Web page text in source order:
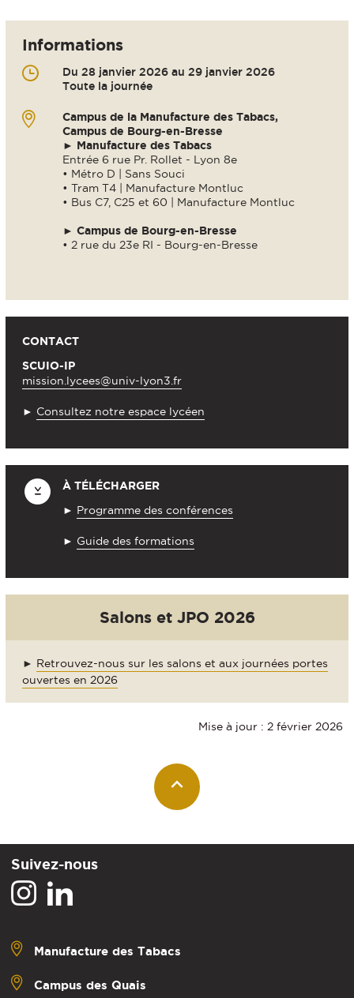
Informations
Du 28 janvier 2026 au 29 janvier 2026
Toute la journée
Campus de la Manufacture des Tabacs,
Campus de Bourg-en-Bresse
► Manufacture des Tabacs
Entrée 6 rue Pr. Rollet - Lyon 8e
• Métro D | Sans Souci
• Tram T4 | Manufacture Montluc
• Bus C7, C25 et 60 | Manufacture Montluc
► Campus de Bourg-en-Bresse
• 2 rue du 23e RI - Bourg-en-Bresse
CONTACT
SCUIO-IP
mission.lycees@univ-lyon3.fr
► Consultez notre espace lycéen
À TÉLÉCHARGER
► Programme des conférences
► Guide des formations
Salons et JPO 2026
► Retrouvez-nous sur les salons et aux journées portes
ouvertes en 2026
Mise à jour : 2 février 2026
Suivez-nous
Manufacture des Tabacs
Campus des Quais